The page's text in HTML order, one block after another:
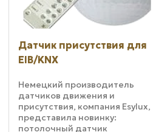
Датчик присутствия для
EIB/KNX
Немецкий производитель
датчиков движения и
присутствия, компания Esylux,
представила новинку:
потолочный датчик